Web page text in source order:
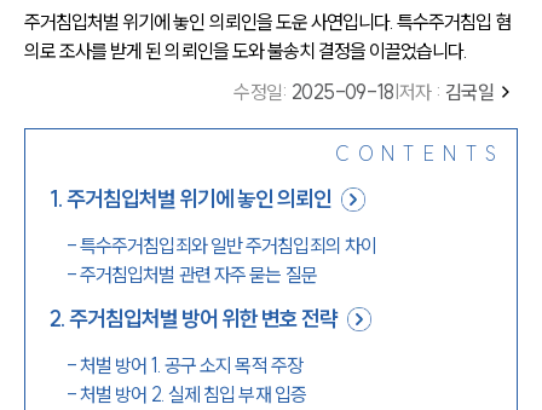
주거침입처벌 위기에 놓인 의뢰인을 도운 사연입니다. 특수주거침입 혐
의로 조사를 받게 된 의뢰인을 도와 불송치 결정을 이끌었습니다.
수정일: 2025-09-18 |저자 : 김국일
CONTENTS
1.주거침입처벌 위기에 놓인 의뢰인
-특수주거침입죄와 일반 주거침입죄의 차이
-주거침입처벌 관련 자주 묻는 질문
2.주거침입처벌 방어 위한 변호 전략
-처벌 방어 1. 공구 소지 목적 주장
-처벌 방어 2. 실제 침입 부재 입증